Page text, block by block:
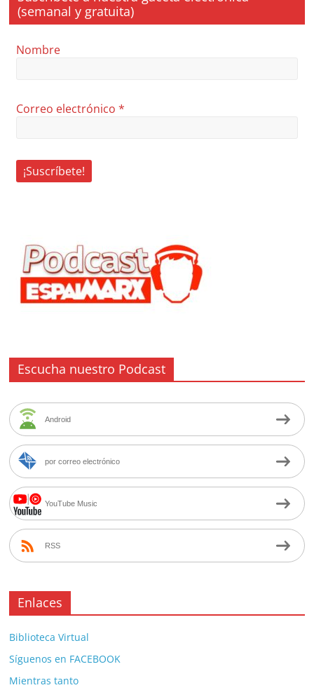
(semanal y gratuita)
Nombre
Correo electrónico*
Escucha nuestro Podcast
Android
por correo electrónico
YouTube Music
RSS
Enlaces
Biblioteca Virtual
Síguenos en FACEBOOK
Mientras tanto